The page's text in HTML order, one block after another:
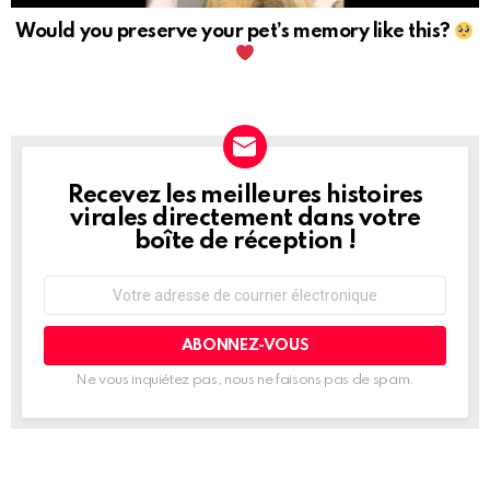
Would you preserve your pet’s memory like this?
NEWSLETTER
Recevez les meilleures histoires
virales directement dans votre
boîte de réception !
courrier
Ne vous inquiétez pas, nous ne faisons pas de spam.